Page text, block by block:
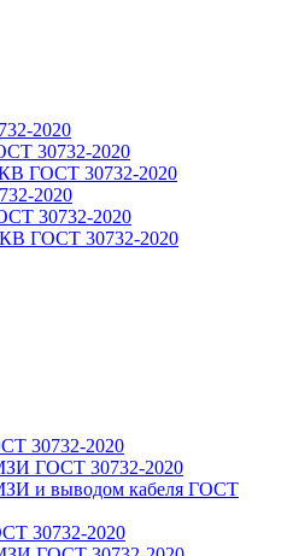
2020
30732-2020
ГОСТ 30732-2020
2020
30732-2020
ГОСТ 30732-2020
30732-2020
ГОСТ 30732-2020
и выводом кабеля ГОСТ
30732-2020